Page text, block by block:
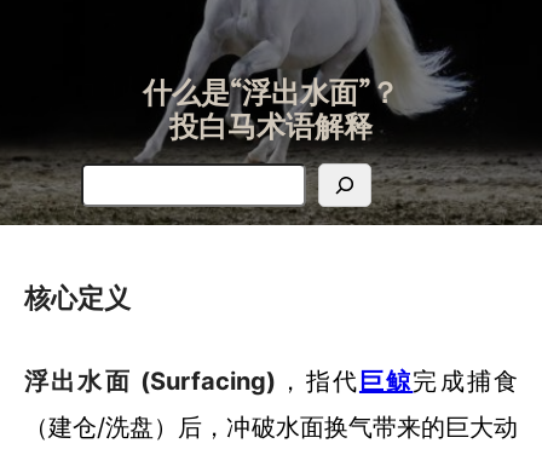
什么是“浮出水面”？
投白马术语解释
搜
索
核心定义
浮出水面 (Surfacing) ，指代 巨鲸完成捕食
（建仓/洗盘）后，冲破水面换气带来的巨大动